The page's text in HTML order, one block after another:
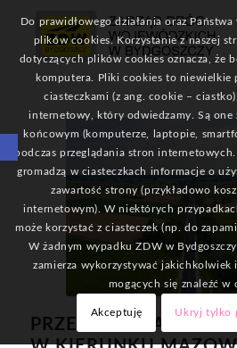
Otwórz pasek narzędzi
PRZEBUDOWA DROGI
Do prawidłowego działania oraz
plików cookies. Korzystanie z naszej
dotyczących plików cookies oznacza, że
komputera. Pliki cookies to niewielkie
ciasteczkami (z ang. cookie –
internetowy, który odwiedzamy. Są one
końcowym (komputerze, laptopie,
podczas przeglądania stron
gromadzą w ciasteczkach informacje o
zawartość strony (przykładowo
internetowym). W niektórych
może korzystać z ciasteczek (np. do
W żadnym wypadku ZDW w
zamierza wykorzystywać
mogących się znaleźć w
Akceptuję Ukryj tylko